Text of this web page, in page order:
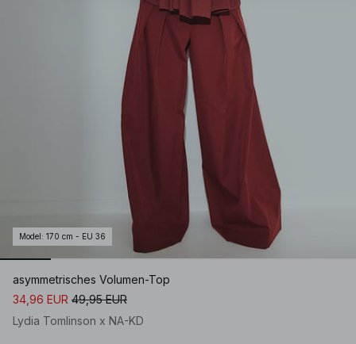
Model : 170 cm - EU 36
asymmetrisches Volumen-Top
34,96 EUR 49,95 EUR
Lydia Tomlinson x NA-KD